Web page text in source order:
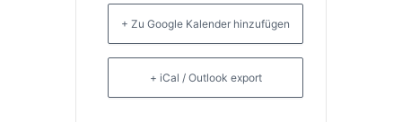
+ Zu Google Kalender hinzufügen
+ iCal / Outlook export